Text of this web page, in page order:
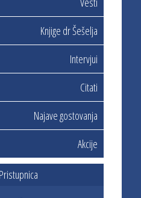
Knjige dr Šešelja
Intervjui
Citati
Najave gostovanja
Akcije
Pristupnica